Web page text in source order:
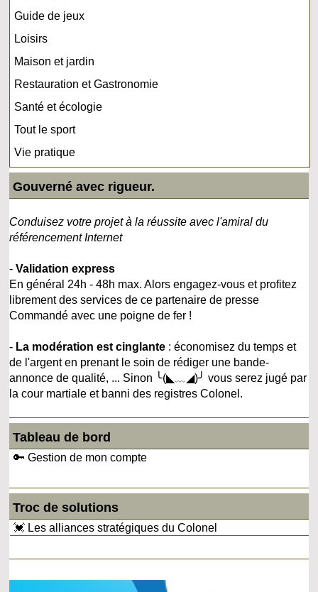
Guide de jeux
Loisirs
Maison et jardin
Restauration et Gastronomie
Santé et écologie
Tout le sport
Vie pratique
Gouverné avec rigueur.
Conduisez votre projet à la réussite avec l'amiral du
référencement Internet
-Validation express
En général 24h - 48h max. Alors engagez-vous et profitez
librement des services de ce partenaire de presse
Commandé avec une poigne de fer !
- La modération est cinglante : économisez du temps et
de l'argent en prenant le soin de rédiger une bande-
annonce de qualité, ... Sinon ╰(◣﹏◢)╯ vous serez jugé par
la cour martiale et banni des registres Colonel.
Tableau de bord
🔑 Gestion de mon compte
Troc de solutions
💓 Les alliances stratégiques du Colonel